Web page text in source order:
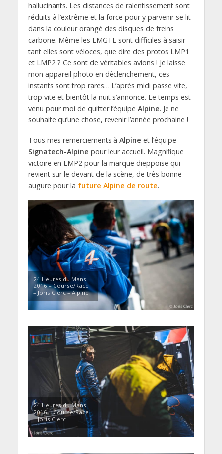
hallucinants. Les distances de ralentissement sont
réduits à l’extrême et la force pour y parvenir se lit
dans la couleur orangé des disques de freins
carbone. Même les LMGTE sont difficiles à saisir
tant elles sont véloces, que dire des protos LMP1
et LMP2 ? Ce sont de véritables avions ! Je laisse
mon appareil photo en déclenchement, ces
instants sont trop rares… L’après midi passe vite,
trop vite et bientôt la nuit s’annonce. Le temps est
venu pour moi de quitter l’équipe Alpine. Je ne
souhaite qu’une chose, revenir l’année prochaine !
Tous mes remerciements à Alpine et l’équipe
Signatech-Alpine pour leur accueil. Magnifique
victoire en LMP2 pour la marque dieppoise qui
revient sur le devant de la scène, de très bonne
augure pour la future Alpine de route.
24 Heures du Mans
2016 – Course/Race
– Joris Clerc – Alpine
24 Heures du Mans
2016 – Course/Race
– Joris Clerc